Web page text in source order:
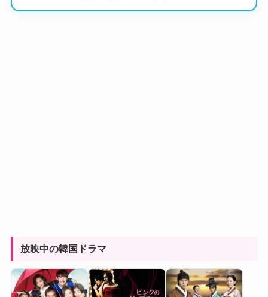
放映中の韓国ドラマ